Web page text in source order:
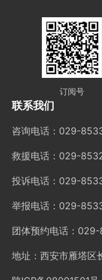
订阅号
联系我们
咨询电话：029-
救援电话：029-
投诉电话：029-
举报电话：029-
团体预约电话：
地址：西安市雁塔区